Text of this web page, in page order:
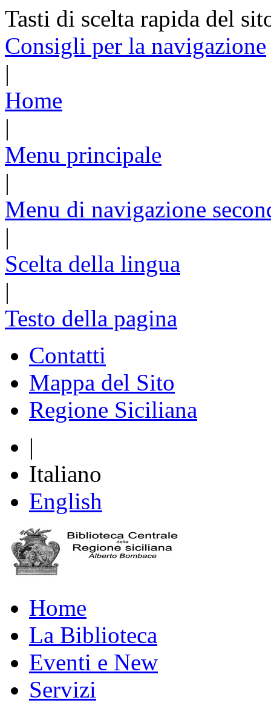
Tasti di scelta rapida del
Consigli per la navigazione
|
Home
|
Menu principale
|
Menu di navigazione
|
Scelta della lingua
|
Testo della pagina
Contatti
Mappa del Sito
Regione Siciliana
|
Italiano
English
Home
La Biblioteca
Eventi e New
Servizi